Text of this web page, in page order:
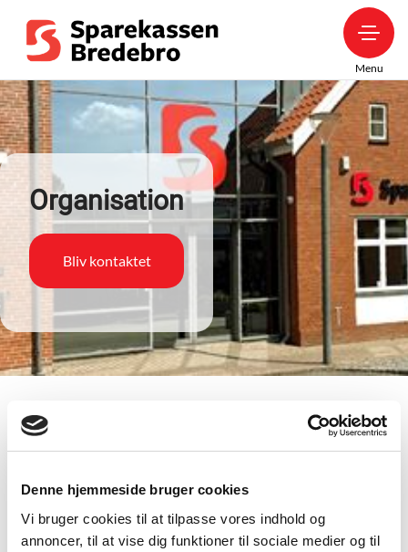
Denne hjemmeside bruger cookies
Vi bruger cookies til at tilpasse vores indhold og
annoncer, til at vise dig funktioner til sociale medier og til
Menu
Organisation
Bliv kontaktet
Vi er, hvor du er!
København, Løgumkloster, Skærbæk, Tinglev, Toftlund samt
Tønder, og med hovedkontor i Bredebro. Vi er til stede og
nærværende i det lokalsamfund, som vi er en del af.